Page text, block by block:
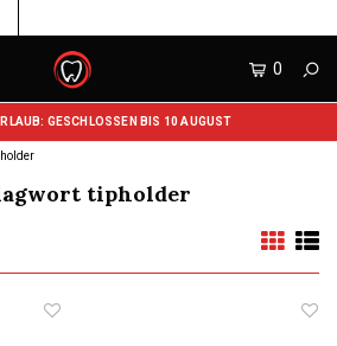
0
GESCHLOSSEN BIS 10 AUGUST
tipholder